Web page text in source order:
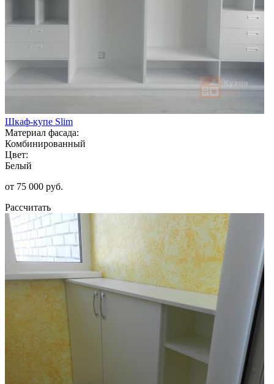
Шкаф-купе Slim
Материал фасада:
Комбинированный
Цвет:
Белый
от 75 000 руб.
Рассчитать